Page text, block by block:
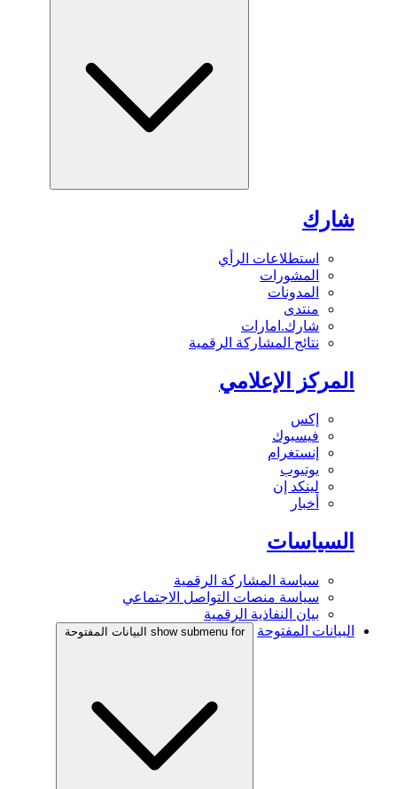
شارك
استطلاعات الرأي
المشورات
المدونات
منتدى
شارك.امارات
نتائج المشاركة الرقمية
المركز الإعلامي
إكس
فيسبوك
إنستغرام
يوتيوب
لينكد إن
أخبار
السياسات
سياسة المشاركة الرقمية
سياسة منصات التواصل الاجتماعي
بيان النفاذية الرقمية
البيانات المفتوحة
show submenu for البيانات المفتوحة